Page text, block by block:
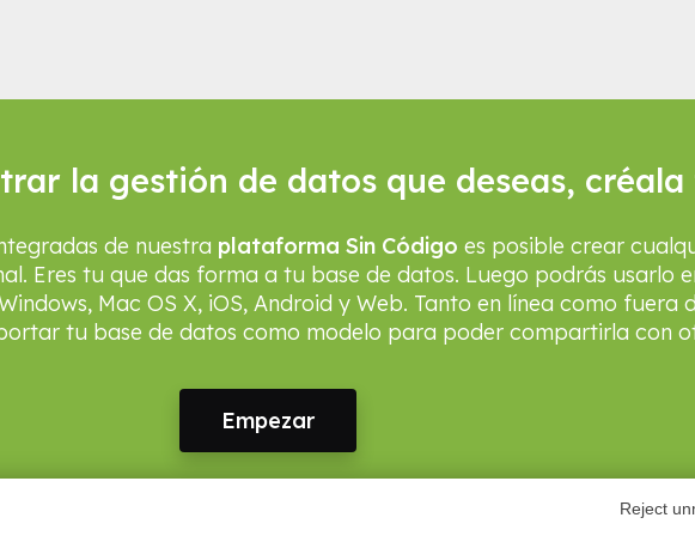
la gestión de datos que deseas, créala
de nuestra plataforma Sin Código es posible crear
Eres tu que das forma a tu base de datos. Luego podrás usarlo
Mac OS X, iOS, Android y Web. Tanto en línea como fuera
tu base de datos como modelo para poder compartirla con
Empezar
Reject